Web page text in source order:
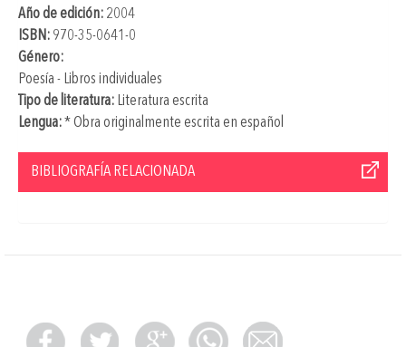
Año de edición: 2004
ISBN: 970-35-0641-0
Género:
Poesía - Libros individuales
Tipo de literatura: Literatura escrita
Lengua:* Obra originalmente escrita en español
BIBLIOGRAFÍA RELACIONADA